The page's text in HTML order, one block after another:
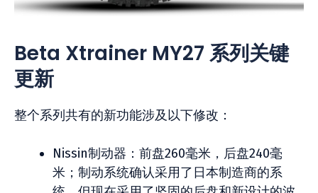
Beta Xtrainer MY27 系列关键
更新
整个系列共有的新功能涉及以下修改：
Nissin制动器：前盘260毫米，后盘240毫
米；制动系统确认采用了日本制造商的系